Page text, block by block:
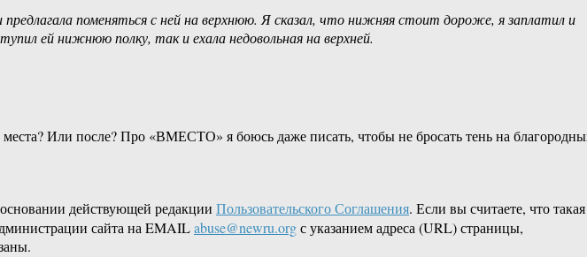
поменяться с ней на верхнюю. Я сказал, что нижняя стоит дороже, я заплатил и
ей нижнюю полку, так и ехала недовольная на верхней.
Или после? Про «ВМЕСТО» я боюсь даже писать, чтобы не бросать тень на
действующей редакции Пользовательского Соглашения. Если вы считаете, что такая
сайта на EMAILabuse@newru.orgс указанием адреса (URL) страницы,